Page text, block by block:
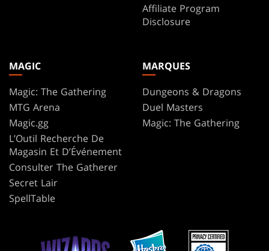
Affiliate Program
Disclosure
MAGIC
Magic: The Gathering
MTG Arena
Magic.gg
L’Outil Recherche De
Magasin Et D’Événement
Consulter The Gatherer
Secret Lair
SpellTable
MARQUES
Dungeons & Dragons
Duel Masters
Magic: The Gathering